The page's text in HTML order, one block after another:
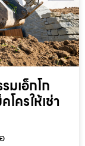
มเอ็กโก
ครให้เช่า